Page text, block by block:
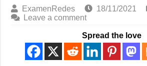
ExamenRedes 18/11/2021
Leave a comment
Spread the love